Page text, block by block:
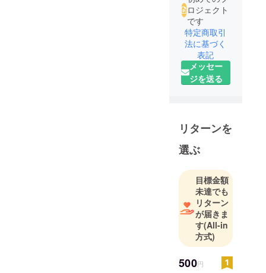
ロジェクト
です
特定商取引
法に基づく
表記
メッセー
ジを送る
リターンを
選ぶ
目標金額
未達でも
リターン
が届きま
す(All-in
方式)
500円